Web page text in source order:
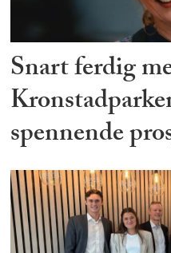
Snart ferdig
spennende